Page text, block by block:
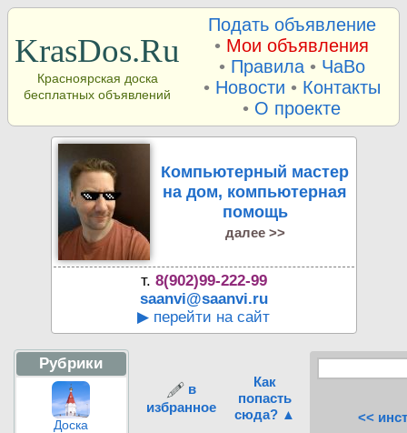
KrasDos.Ru
Красноярская доска
бесплатных объявлений
Подать объявление
• Мои объявления
• Правила• ЧаВо
• Новости • Контакты
• О проекте
Компьютерный мастер
на дом, компьютерная
помощь
далее >>
т. 8(902)99-222-99
saanvi@saanvi.ru
▶ перейти на сайт
Рубрики
Доска
в
избранное
Как
попасть
сюда? ▲
<<